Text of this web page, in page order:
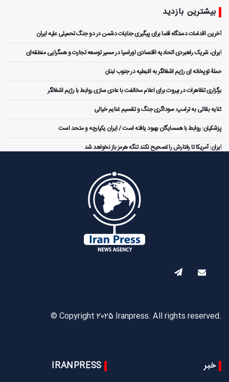
بیشترین بازدید
آخرین اقدامات دستگاه قضا برای پیگیری جنایات دشمن در دو جنگ تحمیلی علیه ایران
ایران، شریک راهبردی اتحادیه اقتصادی اوراسیا در مسیر توسعه تجارت و همگرایی منطقه‌ای
حملۀ توپخانه ای رژیم اشغالگر به النبطیه در جنوب لبنان
برگزاری تظاهرات در بیروت برای اعلام مخالفت با عادی سازی روابط با رژیم اشغالگر
کنایه بقائی به ترامپ: سوداگری جنگ و تقسیم غنایم خیالی
پزشکیان: روابط با همسایگان بهبود یافته است / ایران یکپارچه و متحد است
ایران: آمریکا تا رفتارش را تصحیح نکند تنگه هرمز باز نخواهد شد
© Copyright 2025 Iranpress. All rights reserved.
خبر IRANPRESS